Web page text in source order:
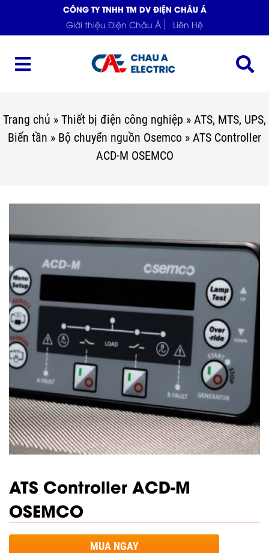
CÔNG TY TNHH TM DV ĐIỆN CHÂU Á
Giới thiệu Điện Châu Á
Liên Hệ
Trang chủ » Thiết bị điện công nghiệp » ATS, MTS, UPS,
Biến tần » Bộ chuyển nguồn Osemco » ATS Controller
ACD-M OSEMCO
ATS Controller ACD-M
OSEMCO
MUA NGAY